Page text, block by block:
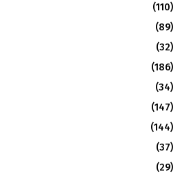
(110)
(89)
(32)
(186)
(34)
(147)
(144)
(37)
(29)